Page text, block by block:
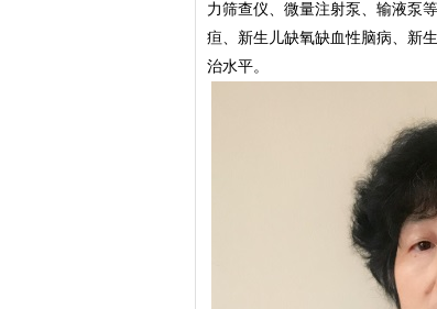
力筛查仪、微量注射泵、输液泵
疸、新生儿缺氧缺血性脑病、新
治水平。